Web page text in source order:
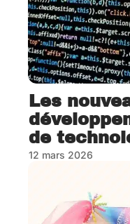
Les
de
12 mars 2026